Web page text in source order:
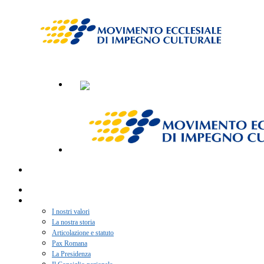
I nostri valori
La nostra storia
Articolazione e statuto
Pax Romana
La Presidenza